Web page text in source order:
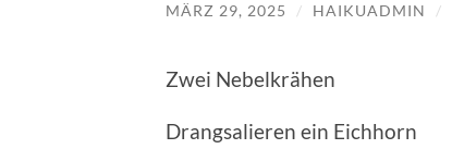
MÄRZ 29, 2025 / HAIKUADMIN /
Zwei Nebelkrähen
Drangsalieren ein Eichhorn